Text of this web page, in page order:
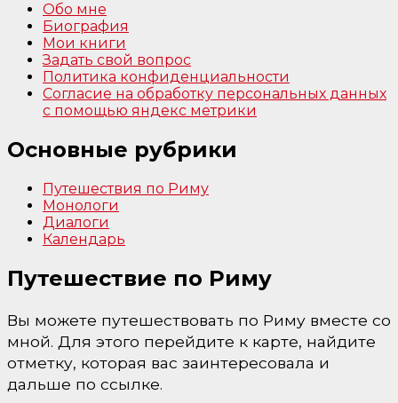
Обо мне
Биография
Мои книги
Задать свой вопрос
Политика конфиденциальности
Согласие на обработку персональных данных
с помощью яндекс метрики
Основные рубрики
Путешествия по Риму
Монологи
Диалоги
Календарь
Путешествие по Риму
Вы можете путешествовать по Риму вместе со
мной. Для этого перейдите к карте, найдите
отметку, которая вас заинтересовала и
дальше по ссылке.